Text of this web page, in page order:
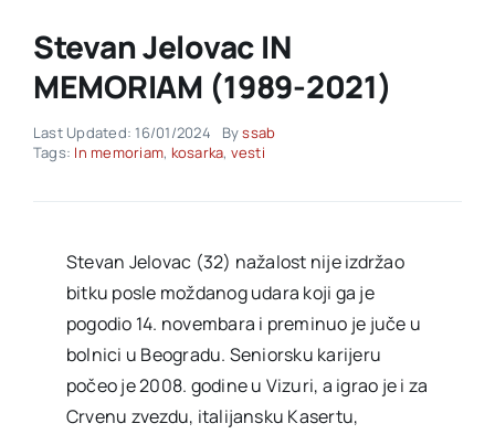
Akti SSAB
Kontakt
Stevan Jelovac IN
MEMORIAM (1989-2021)
Last Updated: 16/01/2024 Byssab
Tags: In memoriam, kosarka, vesti
Stevan Jelovac (32) nažalost nije izdržao
bitku posle moždanog udara koji ga je
pogodio 14. novembara i preminuo je juče u
bolnici u Beogradu. Seniorsku karijeru
počeo je 2008. godine u Vizuri, a igrao je i za
Crvenu zvezdu, italijansku Kasertu,